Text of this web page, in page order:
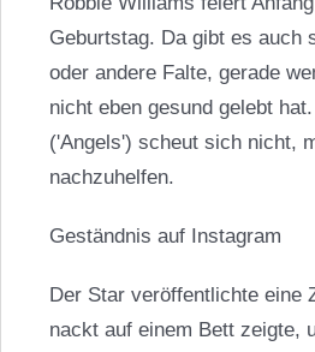
Geburtstag. Da gibt es auch
oder andere Falte, gerade
nicht eben gesund gelebt
('Angels') scheut sich nicht,
nachzuhelfen.
Geständnis auf Instagram
Der Star veröffentlichte eine
nackt auf einem Bett zeigte,